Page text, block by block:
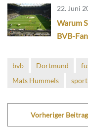
22. Juni
Warum
BVB-
bvb Dortmund
Mats Hummels
sport
Vorheriger Beitrag